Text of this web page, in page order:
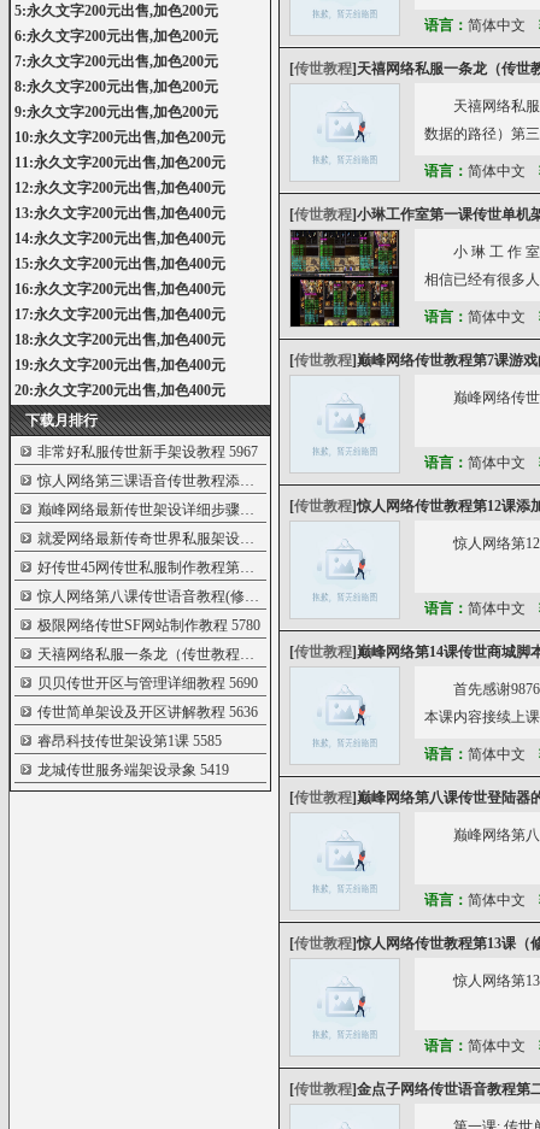
5:永久文字200元出售,加色200元
6:永久文字200元出售,加色200元
7:永久文字200元出售,加色200元
8:永久文字200元出售,加色200元
9:永久文字200元出售,加色200元
10:永久文字200元出售,加色200元
11:永久文字200元出售,加色200元
12:永久文字200元出售,加色400元
13:永久文字200元出售,加色400元
14:永久文字200元出售,加色400元
15:永久文字200元出售,加色400元
16:永久文字200元出售,加色400元
17:永久文字200元出售,加色400元
18:永久文字200元出售,加色400元
19:永久文字200元出售,加色400元
20:永久文字200元出售,加色400元
下载月排行
非常好私服传世新手架设教程 5967
惊人网络第三课语音传世教程添加gm使用
5960
巅峰网络最新传世架设详细步骤解读
5926
就爱网络最新传奇世界私服架设语音教程
好传世45网传世私服制作教程第三课[一机
5832
惊人网络第八课传世语音教程(修改gm命令
5817
极限网络传世SF网站制作教程 5780
天禧网络私服一条龙（传世教程第五课添
5691
贝贝传世开区与管理详细教程 5690
传世简单架设及开区讲解教程 5636
睿昂科技传世架设第1课5585
龙城传世服务端架设录象 5419
语言： 简体中文
[传世教程] 天禧网络私服一条龙（传世
天禧网络私
数据的路径）第
语言： 简体中文
[传世教程]小琳工作室第一课传世单机
小 琳 工 作
相信已经有很多
语言： 简体中文
[传世教程]巅峰网络传世教程第7课游
巅峰网络传
语言： 简体中文
[传世教程]惊人网络传世教程第12课添
惊人网络第
语言： 简体中文
[传世教程]巅峰网络第14课传世商城脚
首先感谢
本课内容接续上
语言： 简体中文
[传世教程]巅峰网络第八课传世登陆器
巅峰网络第
语言： 简体中文
[传世教程]惊人网络传世教程第13课（
惊人网络第
语言： 简体中文
[传世教程]金点子网络传世语音教程第